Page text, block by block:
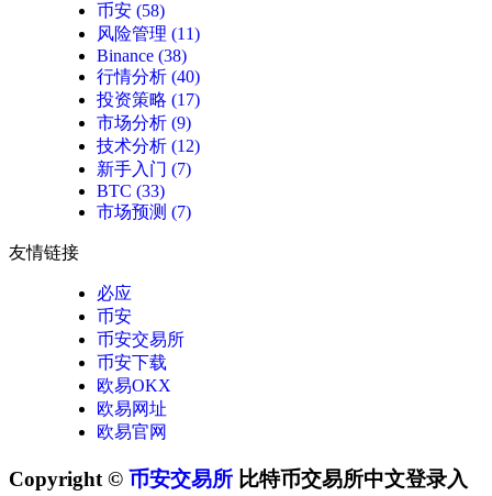
币安 (58)
风险管理 (11)
Binance (38)
行情分析 (40)
投资策略 (17)
市场分析 (9)
技术分析 (12)
新手入门 (7)
BTC (33)
市场预测 (7)
友情链接
必应
币安
币安交易所
币安下载
欧易OKX
欧易网址
欧易官网
Copyright © 币安交易所 比特币交易所中文登录入